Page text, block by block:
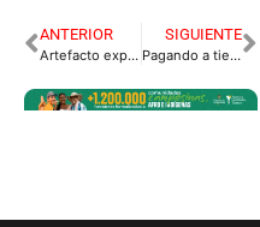
ANTERIOR
Artefacto explosivo deja un soldado herido en Vistahermosa, Meta.
SIGUIENTE
Pagando a tiempo su impuesto vehicular nos beneficiamos todos lo metenses.